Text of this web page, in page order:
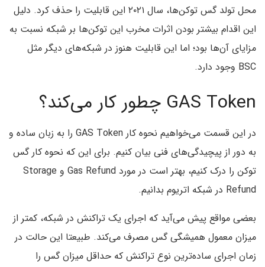
محل تولد گس توکن‌ها، سال ۲۰۲۱ این قابلیت را حذف کرد. دلیل
این اقدام بیشتر بودن اثرات مخرب این توکن‌ها بر شبکه نسبت به
مزایای آن‌ها بود؛ اما این قابلیت هنوز در شبکه‌های دیگر مثل
BSC وجود دارد.
GAS Token‌ چطور کار می‌کند؟
در این قسمت می‌خواهیم نحوه کار GAS Token‌ را به زبان ساده و
به دور از پیچیدگی‌های فنی بیان کنیم. برای این که نحوه کار گس
توکن را درک کنیم، بهتر است در مورد Gas Refund و Storage
Refund در شبکه اتریوم بدانیم.
بعضی مواقع پیش می‌آید که اجرای یک تراکنش در شبکه، کمتر از
میزان معمول همیشگی گس مصرف می‌کند. طبیعتا این حالت در
زمان اجرای ساده‌ترین نوع تراکنش که حداقل میزان گس را